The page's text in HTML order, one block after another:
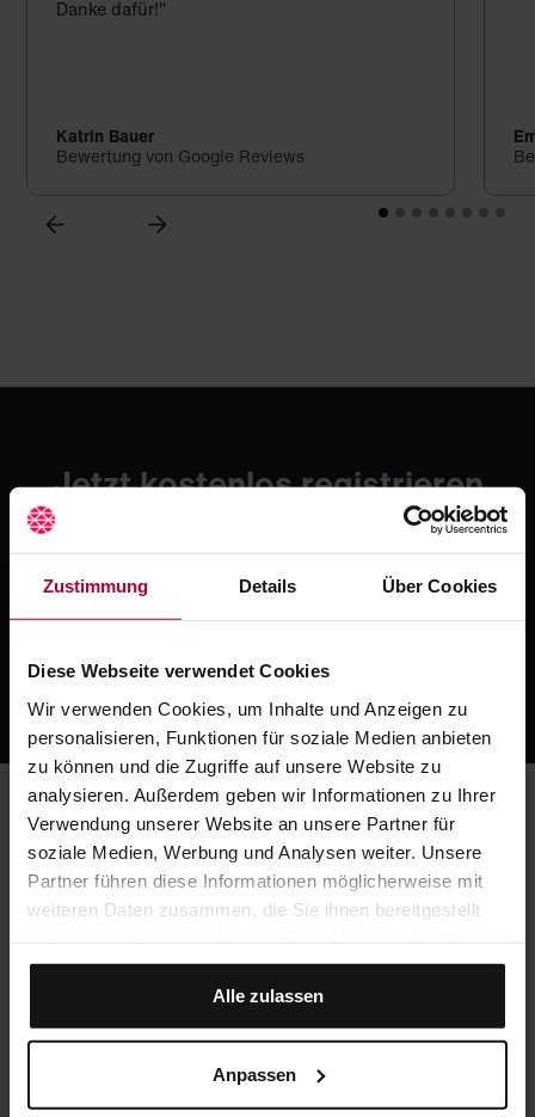
Zustimmung Details Über Cookies
Diese Webseite verwendet Cookies
Wir verwenden Cookies, um Inhalte und Anzeigen zu
personalisieren, Funktionen für soziale Medien anbieten
zu können und die Zugriffe auf unsere Website zu
analysieren. Außerdem geben wir Informationen zu Ihrer
Verwendung unserer Website an unsere Partner für
soziale Medien, Werbung und Analysen weiter. Unsere
Partner führen diese Informationen möglicherweise mit
weiteren Daten zusammen, die Sie ihnen bereitgestellt
gesammelt haben.
Alle zulassen
Anpassen
Danke dafür!"
Katrin Bauer
Bewertung von Google Reviews
Jetzt kostenlos registrieren
Erlebe mit Crocodile die moderne Art zahnmedizinischer
Fortbildung. Starte mit einer kostenlosen Testphase -
danach ab 49 € / Monat.
Oder ruf uns an: +49 5251 / 54481-0
Häufig gestellte Fragen
Ja, du kannst mit Crocodile unbegrenzt CME-Punkte
Was kostet Crocodile?